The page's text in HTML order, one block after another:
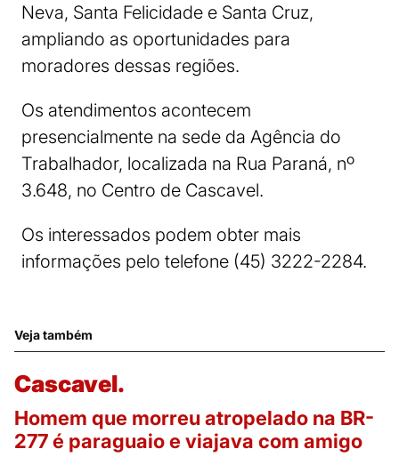
Neva, Santa Felicidade e Santa Cruz,
ampliando as oportunidades para
moradores dessas regiões.
Os atendimentos acontecem
presencialmente na sede da Agência do
Trabalhador, localizada na Rua Paraná, nº
3.648, no Centro de Cascavel.
Os interessados podem obter mais
informações pelo telefone (45) 3222-2284.
Veja também
Cascavel.
Homem que morreu atropelado na BR-
277 é paraguaio e viajava com amigo